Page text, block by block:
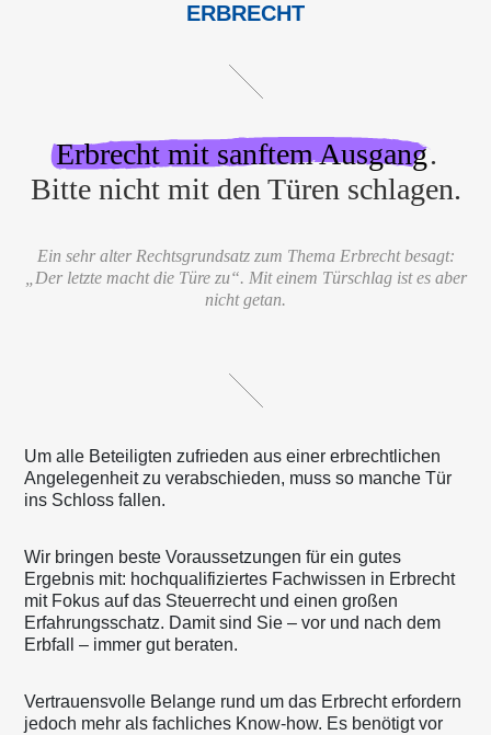
ERBRECHT
Erbrecht mit sanftem Ausgang.
Bitte nicht mit den Türen schlagen.
Ein sehr alter Rechtsgrundsatz zum Thema Erbrecht besagt:
„Der letzte macht die Türe zu“. Mit einem Türschlag ist es aber
nicht getan.
Um alle Beteiligten zufrieden aus einer erbrechtlichen
Angelegenheit zu verabschieden, muss so manche Tür
ins Schloss fallen.
Wir bringen beste Voraussetzungen für ein gutes
Ergebnis mit: hochqualifiziertes Fachwissen in Erbrecht
mit Fokus auf das Steuerrecht und einen großen
Erfahrungsschatz. Damit sind Sie – vor und nach dem
Erbfall – immer gut beraten.
Vertrauensvolle Belange rund um das Erbrecht erfordern
jedoch mehr als fachliches Know-how. Es benötigt vor